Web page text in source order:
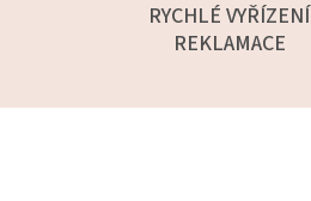
RYCHLÉ VYŘÍZENÍ
REKLAMACE